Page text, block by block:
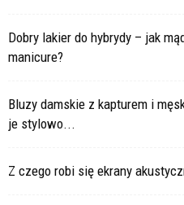
Dobry lakier do hybrydy – jak
manicure?
Bluzy damskie z kapturem i
je stylowo...
Z czego robi się ekrany